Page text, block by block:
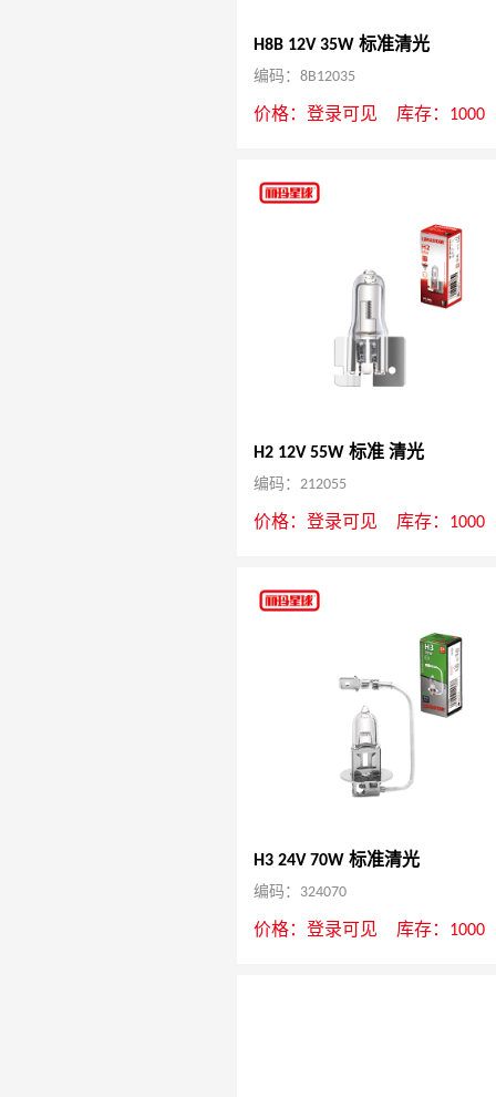
H8B 12V 35W 标准清光
编码：8B12035
价格： 登录可见 库存：1000
H2 12V 55W 标准 清光
编码：212055
价格： 登录可见 库存：1000
H3 24V 70W 标准清光
编码：324070
价格： 登录可见 库存：1000